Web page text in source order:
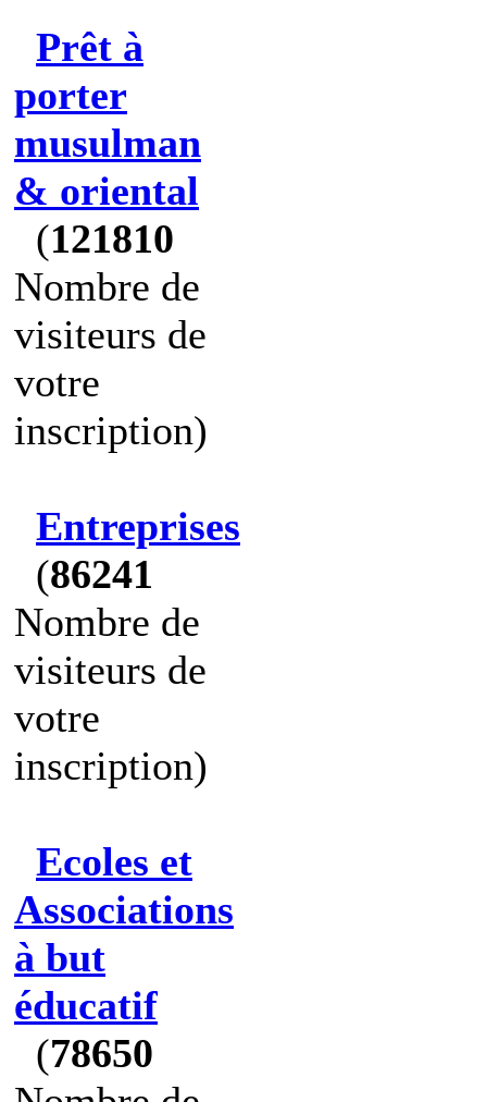
Prêt à
porter
musulman
& oriental
(121810
Nombre de
visiteurs de
votre
inscription)
Entreprises
(86241
Nombre de
visiteurs de
votre
inscription)
Ecoles et
Associations
à but
éducatif
(78650